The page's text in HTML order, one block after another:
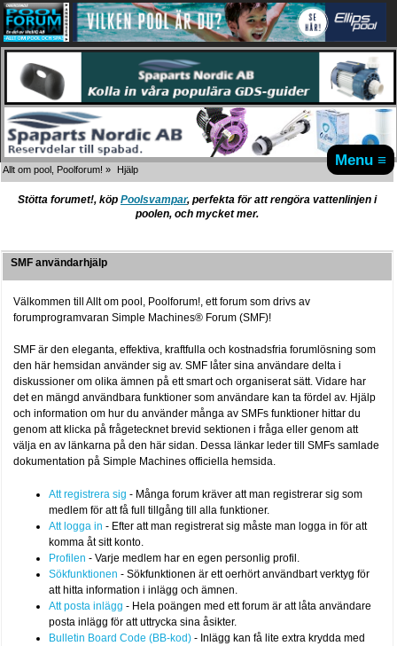
Menu ≡
Allt om pool, Poolforum! » Hjälp
Stötta forumet!, köp Poolsvampar, perfekta för att rengöra vattenlinjen i
poolen, och mycket mer.
SMF användarhjälp
Välkommen till Allt om pool, Poolforum!, ett forum som drivs av
forumprogramvaran Simple Machines® Forum (SMF)!
SMF är den eleganta, effektiva, kraftfulla och kostnadsfria forumlösning som
den här hemsidan använder sig av. SMF låter sina användare delta i
diskussioner om olika ämnen på ett smart och organiserat sätt. Vidare har
det en mängd användbara funktioner som användare kan ta fördel av. Hjälp
och information om hur du använder många av SMFs funktioner hittar du
genom att klicka på frågetecknet brevid sektionen i fråga eller genom att
välja en av länkarna på den här sidan. Dessa länkar leder till SMFs samlade
dokumentation på Simple Machines officiella hemsida.
Att registrera sig - Många forum kräver att man registrerar sig som
medlem för att få full tillgång till alla funktioner.
Att logga in - Efter att man registrerat sig måste man logga in för att
komma åt sitt konto.
Profilen - Varje medlem har en egen personlig profil.
Sökfunktionen - Sökfunktionen är ett oerhört användbart verktyg för
att hitta information i inlägg och ämnen.
Att posta inlägg - Hela poängen med ett forum är att låta användare
posta inlägg för att uttrycka sina åsikter.
Bulletin Board Code (BB-kod) - Inlägg kan få lite extra krydda med